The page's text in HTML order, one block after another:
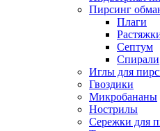
Пирсинг
Плаги
Септум
Спирали
Иглы для
Гвоздики
Микробананы
Нострилы
Сережки для